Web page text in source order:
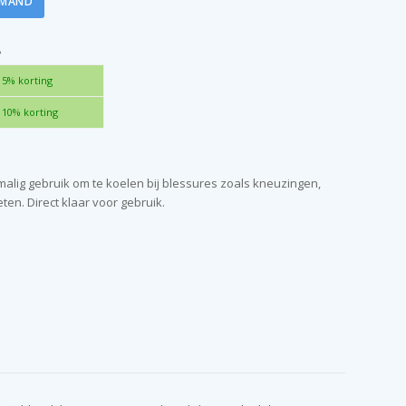
5% korting
10% korting
gebruik om te koelen bij blessures zoals kneuzingen,
Direct klaar voor gebruik.